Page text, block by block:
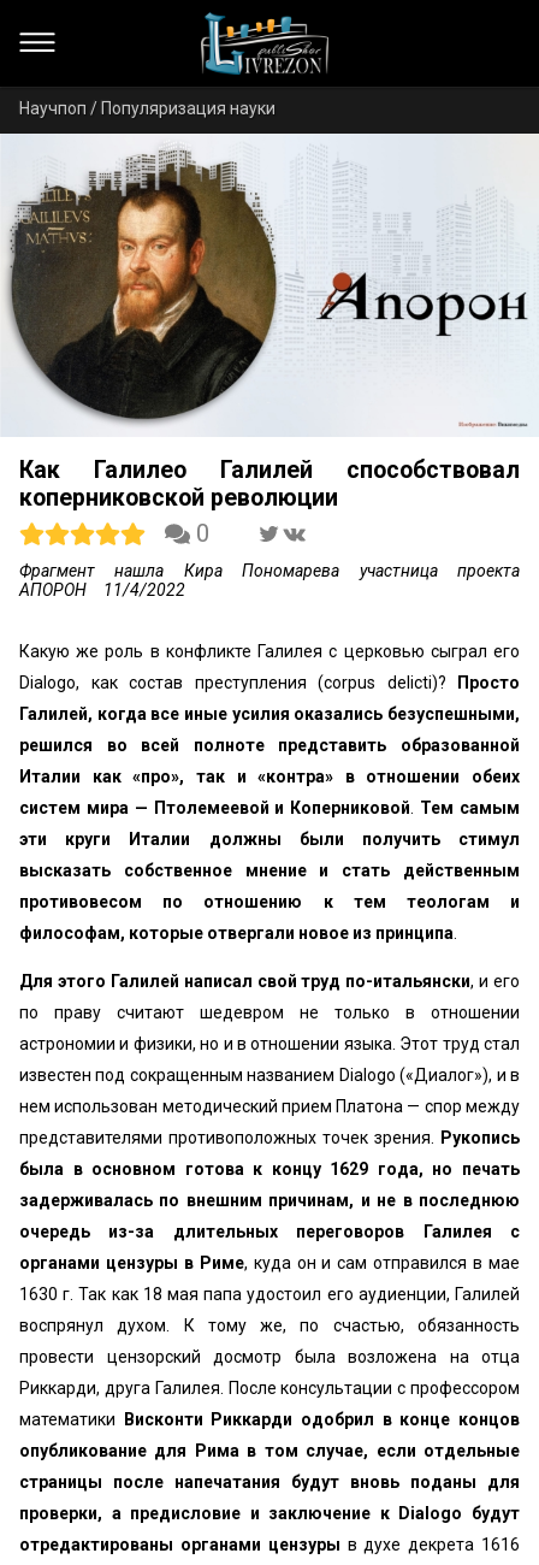
Научпоп / Популяризация науки
Как Галилео Галилей способствовал
коперниковской революции
0
Фрагмент нашла Кира Пономарева участница проекта
АПОРОН
11/4/2022
Какую же роль в конфликте Галилея с церковью сыграл его
Dialogо, как состав преступления (corpus delicti)?
Просто
Галилей, когда все иные усилия оказались безуспешными,
решился во всей полноте представить образованной
Италии как «про», так и «контра» в отношении обеих
систем мира — Птолемеевой и Коперниковой
Тем самым
эти круги Италии должны были получить стимул
высказать собственное мнение и стать действенным
противовесом по отношению к тем теологам и
философам, которые отвергали новое из принципа
Для этого Галилей написал свой труд по-итальянски, и его
по праву считают шедевром не только в отношении
астрономии и физики, но и в отношении языка. Этот труд стал
известен под сокращенным названием Dialogo («Диалог»), и в
нем использован методический прием Платона — спор между
представителями противоположных точек зрения.
Рукопись
была в основном готова к концу 1629 года, но печать
задерживалась по внешним причинам, и не в последнюю
очередь из-за длительных переговоров Галилея с
органами цензуры в Риме, куда он и сам отправился в мае
1630 г. Так как 18 мая папа удостоил его аудиенции, Галилей
воспрянул духом. К тому же, по счастью, обязанность
провести цензорский досмотр была возложена на отца
Риккарди, друга Галилея. После консультации с профессором
математики
Висконти Риккарди одобрил в конце концов
опубликование для Рима в том случае, если отдельные
страницы после напечатания будут вновь поданы для
проверки, а предисловие и заключение к Dialogo будут
отредактированы органами цензуры в духе декрета 1616